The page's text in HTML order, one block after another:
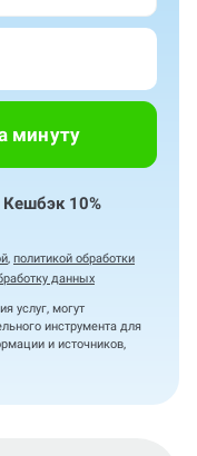
минуту
Кешбэк 10%
, политикой обработки
данных
услуг, могут
инструмента для
и источников,